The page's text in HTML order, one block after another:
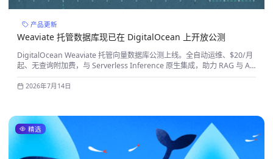
产品更新
Weaviate 托管数据库现已在 DigitalOcean 上开放公测
DigitalOcean Weaviate 托管向量数据库公测上线。全自动运维、$20/月
起、无查询附加费，与 Serverless Inference 原生集成，助力 RAG 与 AI
智能体快速落地。
2026年7月14日
精选